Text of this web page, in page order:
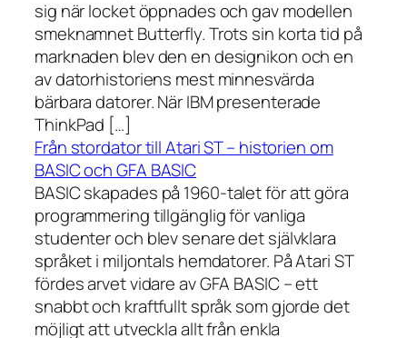
sig när locket öppnades och gav modellen
smeknamnet Butterfly. Trots sin korta tid på
marknaden blev den en designikon och en
av datorhistoriens mest minnesvärda
bärbara datorer. När IBM presenterade
ThinkPad […]
Från stordator till Atari ST – historien om
BASIC och GFA BASIC
BASIC skapades på 1960-talet för att göra
programmering tillgänglig för vanliga
studenter och blev senare det självklara
språket i miljontals hemdatorer. På Atari ST
fördes arvet vidare av GFA BASIC – ett
snabbt och kraftfullt språk som gjorde det
möjligt att utveckla allt från enkla